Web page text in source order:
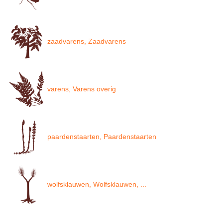
zaadvarens, Zaadvarens
varens, Varens overig
paardenstaarten, Paardenstaarten
wolfsklauwen, Wolfsklauwen, ...